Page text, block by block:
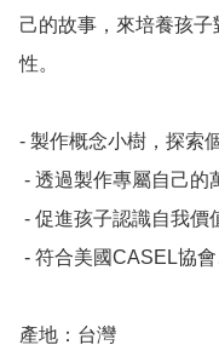
己的故事，來培養孩
性。
- 製作概念小樹，探索
產地：台灣